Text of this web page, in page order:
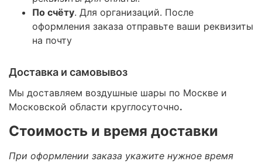
По счёту. Для организаций. После
оформления заказа отправьте ваши реквизиты
на почту
Доставка и самовывоз
Мы доставляем воздушные шары по Москве и
Московской области круглосуточно.
Стоимость и время доставки
При оформлении заказа укажите нужное время